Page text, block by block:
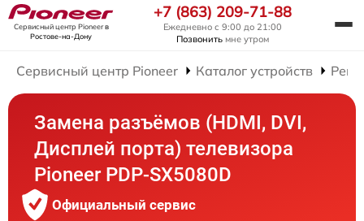
Сервисный центр Pioneerв
Ростове-на-Дону
+7 (863) 209-71-88
Ежедневно с 9:00 до 21:00
Позвонить мне утром
Сервисный центр Pioneer Каталог устройств
Замена разъёмов (HDMI, DVI,
Дисплей порта) телевизора
Pioneer PDP-SX5080D
Официальный сервис